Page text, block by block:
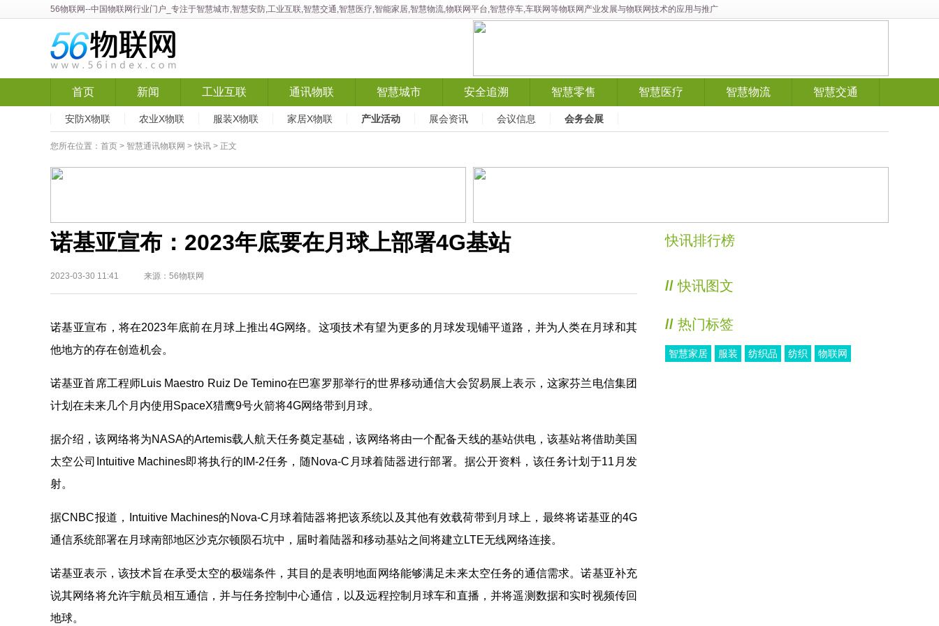
56物联网--中国物联网行业门户_专注于智慧城市,智慧安防,工业互联,智慧交通,智慧医疗,智能家居,智慧物流,物联网平台,智慧停车,车联网等物联网产业发展与物联网技术的应用与推广
首页 新闻 工业互联 通讯物联 智慧城市 安全追溯 智慧零售 智慧医疗 智慧物流 智慧交通
安防X物联 农业X物联 服装X物联 家居X物联 产业活动 展会资讯 会议信息 会务会展
您所在位置： 首页 > 智慧通讯物联网 > 快讯 > 正文
诺基亚宣布：2023年底要在月球上部署4G基站
2023-03-30 11:41 来源：56物联网
诺基亚宣布，将在2023年底前在月球上推出4G网络。这项技术有望为更多的月球发现铺平道路，并为人类在月球和其
他地方的存在创造机会。
诺基亚首席工程师Luis Maestro Ruiz De Temino在巴塞罗那举行的世界移动通信大会贸易展上表示，这家芬兰电信集团
计划在未来几个月内使用SpaceX猎鹰9号火箭将4G网络带到月球。
据介绍，该网络将为NASA的Artemis载人航天任务奠定基础，该网络将由一个配备天线的基站供电，该基站将借助美国
太空公司Intuitive Machines即将执行的IM-2任务，随Nova-C月球着陆器进行部署。据公开资料，该任务计划于11月发
射。
据CNBC报道，Intuitive Machines的Nova-C月球着陆器将把该系统以及其他有效载荷带到月球上，最终将诺基亚的4G
通信系统部署在月球南部地区沙克尔顿陨石坑中，届时着陆器和移动基站之间将建立LTE无线网络连接。
诺基亚表示，该技术旨在承受太空的极端条件，其目的是表明地面网络能够满足未来太空任务的通信需求。诺基亚补充
说其网络将允许宇航员相互通信，并与任务控制中心通信，以及远程控制月球车和直播，并将遥测数据和实时视频传回
地球。
快讯排行榜
// 快讯图文
// 热门标签
智慧家居 服装 纺织品 纺织 物联网